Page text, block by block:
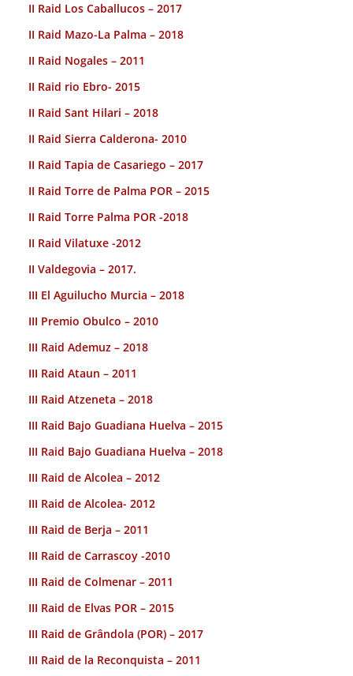
II Raid Los Caballucos – 2017
II Raid Mazo-La Palma – 2018
II Raid Nogales – 2011
II Raid rio Ebro- 2015
II Raid Sant Hilari – 2018
II Raid Sierra Calderona- 2010
II Raid Tapia de Casariego – 2017
II Raid Torre de Palma POR – 2015
II Raid Torre Palma POR -2018
II Raid Vilatuxe -2012
II Valdegovia – 2017.
III El Aguilucho Murcia – 2018
III Premio Obulco – 2010
III Raid Ademuz – 2018
III Raid Ataun – 2011
III Raid Atzeneta – 2018
III Raid Bajo Guadiana Huelva – 2015
III Raid Bajo Guadiana Huelva – 2018
III Raid de Alcolea – 2012
III Raid de Alcolea- 2012
III Raid de Berja – 2011
III Raid de Carrascoy -2010
III Raid de Colmenar – 2011
III Raid de Elvas POR – 2015
III Raid de Grândola (POR) – 2017
III Raid de la Reconquista – 2011